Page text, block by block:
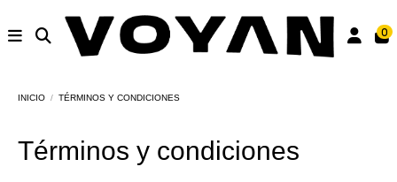
0
INICIO TÉRMINOS Y CONDICIONES
Términos y condiciones